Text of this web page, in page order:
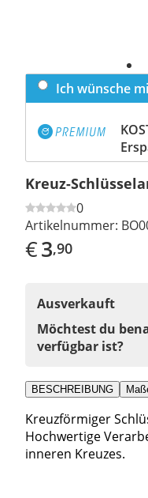
Ich wünsche
Kreuz-
0
Artikelnummer:
€3,90
Ausverkauft
Möchtest du
verfügbar ist?
BESCHREIBUNG
Kreuzförmiger
Hochwertige
inneren Kreuzes.